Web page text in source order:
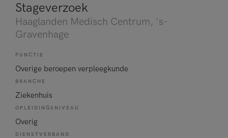
Stageverzoek
Haaglanden Medisch Centrum, 's-
Gravenhage
FUNCTIE
Overige beroepen verpleegkunde
BRANCHE
Ziekenhuis
OPLEIDINGSNIVEAU
Overig
DIENSTVERBAND